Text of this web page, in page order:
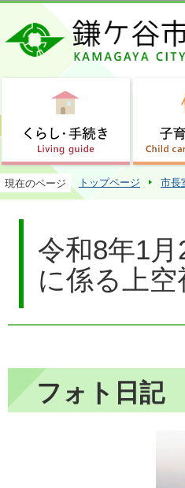
現在のページ トップページ 市長
令和8年1
に係る上空
フォト日記